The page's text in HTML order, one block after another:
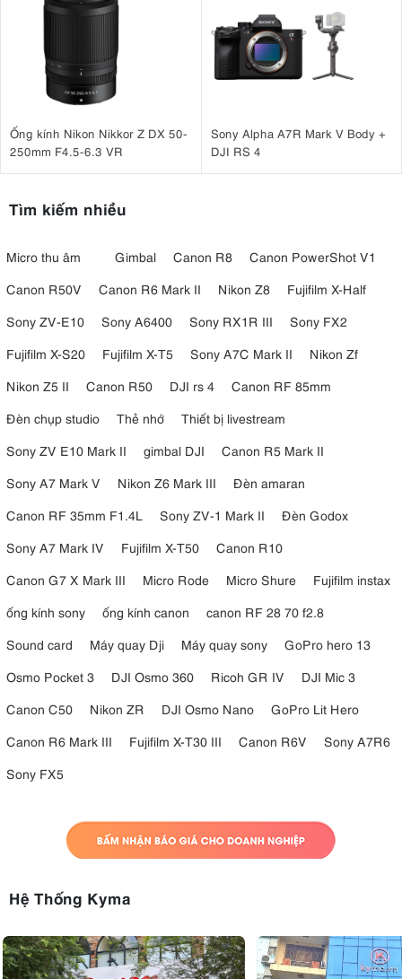
Ống kính Nikon Nikkor Z DX 50-
250mm F4.5-6.3 VR
Sony Alpha A7R Mark V Body +
DJI RS 4
Tìm kiếm nhiều
Micro thu âm Gimbal Canon R8
Canon PowerShot V1
Canon R50V
Canon R6 Mark II Nikon Z8
Fujifilm X-Half
Sony ZV-E10
Sony A6400 Sony RX1R III
Sony FX2
Fujifilm X-S20
Fujifilm X-T5 Sony A7C Mark II
Nikon Zf
Nikon Z5 II
Canon R50 DJI rs 4
Canon RF 85mm
Đèn chụp studio
Thẻ nhớ
Thiết bị livestream
Sony ZV E10 Mark II
gimbal DJI
Canon R5 Mark II
Sony A7 Mark V
Nikon Z6 Mark III
Đèn amaran
Canon RF 35mm F1.4L
Sony ZV-1 Mark II
Đèn Godox
Sony A7 Mark IV
Fujifilm X-T50
Canon R10
Canon G7 X Mark III
Micro Rode Micro Shure
Fujifilm instax
ống kính sony
ống kính canon
canon RF 28 70 f2.8
Sound card
Máy quay Dji Máy quay sony
GoPro hero 13
Osmo Pocket 3
DJI Osmo 360 Ricoh GR IV
DJI Mic 3
Canon C50
Nikon ZR DJI Osmo Nano
GoPro Lit Hero
Canon R6 Mark III
Fujifilm X-T30 III Canon R6V
Sony A7R6
Sony FX5
Hệ Thống Kyma